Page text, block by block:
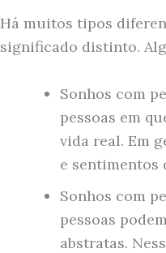
Há muitos tipos
significado distinto.
Sonhos com
pessoas em
vida real. Em
e sentimentos
Sonhos com
pessoas
abstratas.